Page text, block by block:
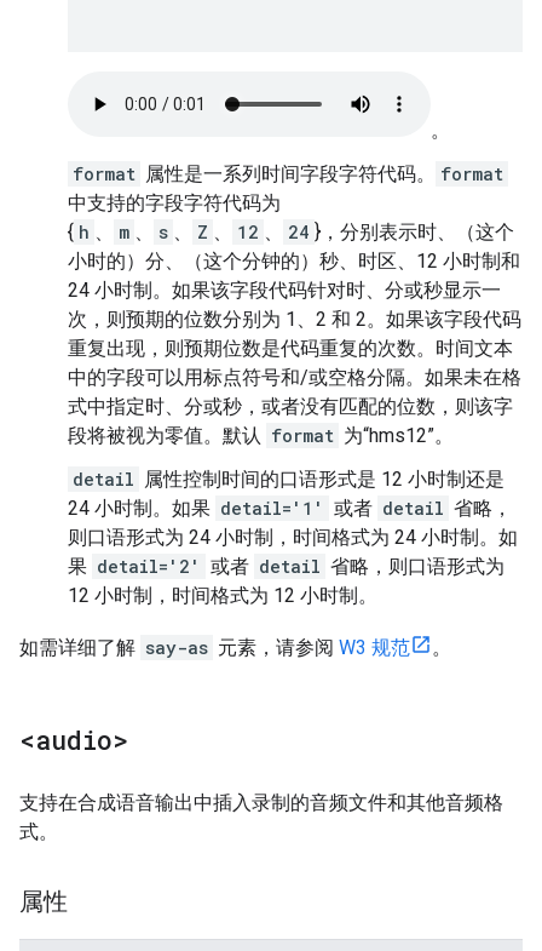
。
format 属性是一系列时间字段字符代码。
format
中支持的字段字符代码为
{ h 、 m 、 s 、 Z 、 12 、 24 }，分别表示时、（这个
小时的）分、（这个分钟的）秒、时区、12 小时制和
24 小时制。如果该字段代码针对时、分或秒显示一
次，则预期的位数分别为 1、2 和 2。如果该字段代码
重复出现，则预期位数是代码重复的次数。时间文本
中的字段可以用标点符号和/或空格分隔。如果未在格
式中指定时、分或秒，或者没有匹配的位数，则该字
段将被视为零值。默认 format 为“hms12”。
detail 属性控制时间的口语形式是 12 小时制还是
24 小时制。如果 detail='1' 或者 detail 省略，
则口语形式为 24 小时制，时间格式为 24 小时制。如
果 detail='2' 或者 detail 省略，则口语形式为
12 小时制，时间格式为 12 小时制。
如需详细了解 say-as 元素，请参阅 W3 规范 。
<audio>
支持在合成语音输出中插入录制的音频文件和其他音频格
式。
属性